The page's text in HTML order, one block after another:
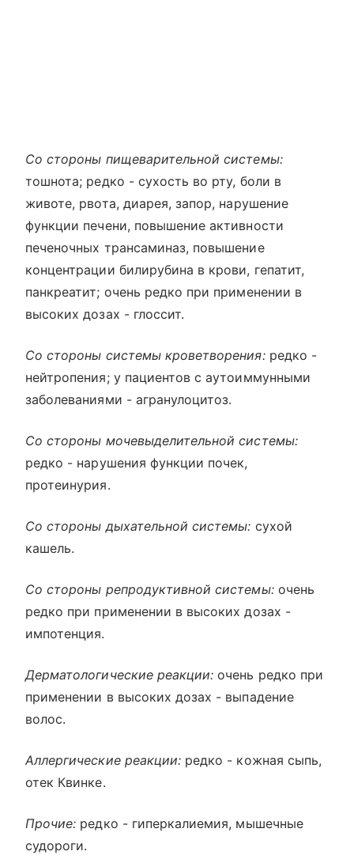
Со стороны пищеварительной системы:
тошнота; редко - сухость во рту, боли в
животе, рвота, диарея, запор, нарушение
функции печени, повышение активности
печеночных трансаминаз, повышение
концентрации билирубина в крови, гепатит,
панкреатит; очень редко при применении в
высоких дозах - глоссит.
Со стороны системы кроветворения:редко -
нейтропения; у пациентов с аутоиммунными
заболеваниями - агранулоцитоз.
Со стороны мочевыделительной системы:
редко - нарушения функции почек,
протеинурия.
Со стороны дыхательной системы: сухой
кашель.
Со стороны репродуктивной системы:очень
редко при применении в высоких дозах -
импотенция.
Дерматологические реакции: очень редко при
применении в высоких дозах - выпадение
волос.
Аллергические реакции: редко - кожная сыпь,
отек Квинке.
Прочие: редко - гиперкалиемия, мышечные
судороги.